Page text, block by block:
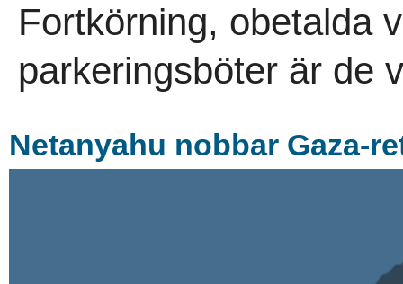
Fortkörning, obetalda
parkeringsböter är de
Netanyahu nobbar Gaza-